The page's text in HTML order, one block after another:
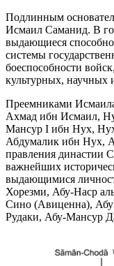
Подлинным
Исмаил Саманид. В
выдающиеся
системы
боеспособности
культурных, научных
Преемниками
Ахмад ибн Исмаил,
Мансур I ибн Нух,
Абдумалик ибн Нух,
правления династии
важнейших
выдающимися
Хорезми, Абу-Наср
Сино (Авиценна), Абу
Рудаки, Абу-Мансур